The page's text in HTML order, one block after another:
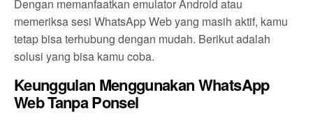
Dengan memanfaatkan emulator Android atau
memeriksa sesi WhatsApp Web yang masih aktif, kamu
tetap bisa terhubung dengan mudah. Berikut adalah
solusi yang bisa kamu coba.
Keunggulan Menggunakan WhatsApp
Web Tanpa Ponsel